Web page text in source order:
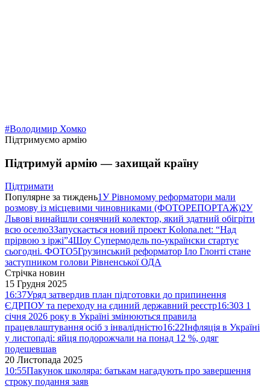
#Володимир Хомко
Підтримуємо армію
Підтримуй армію — захищай країну
Підтримати
Популярне за тиждень1У Рівномому реформатори мали
розмову із місцевими чиновниками (ФОТОРЕПОРТАЖ)2У
Львові винайшли сонячний колектор, який здатний обігріти
всю оселю3Запускається новий проект Kolona.net: “Над
прірвою з іржі”4Шоу Супермодель по-українски стартує
сьогодні. ФОТО5Грузинський реформатор Іло Глонті стане
заступником голови Рівненської ОДА
Стрічка новин
15 Грудня 2025
16:37Уряд затвердив план підготовки до припинення
ЄДРПОУ та переходу на єдиний державний реєстр16:30З 1
січня 2026 року в Україні змінюються правила
працевлаштування осіб з інвалідністю16:22Інфляція в Україні
у листопаді: яйця подорожчали на понад 12 %, одяг
подешевшав
20 Листопада 2025
10:55Пакунок школяра: батькам нагадують про завершення
строку подання заяв